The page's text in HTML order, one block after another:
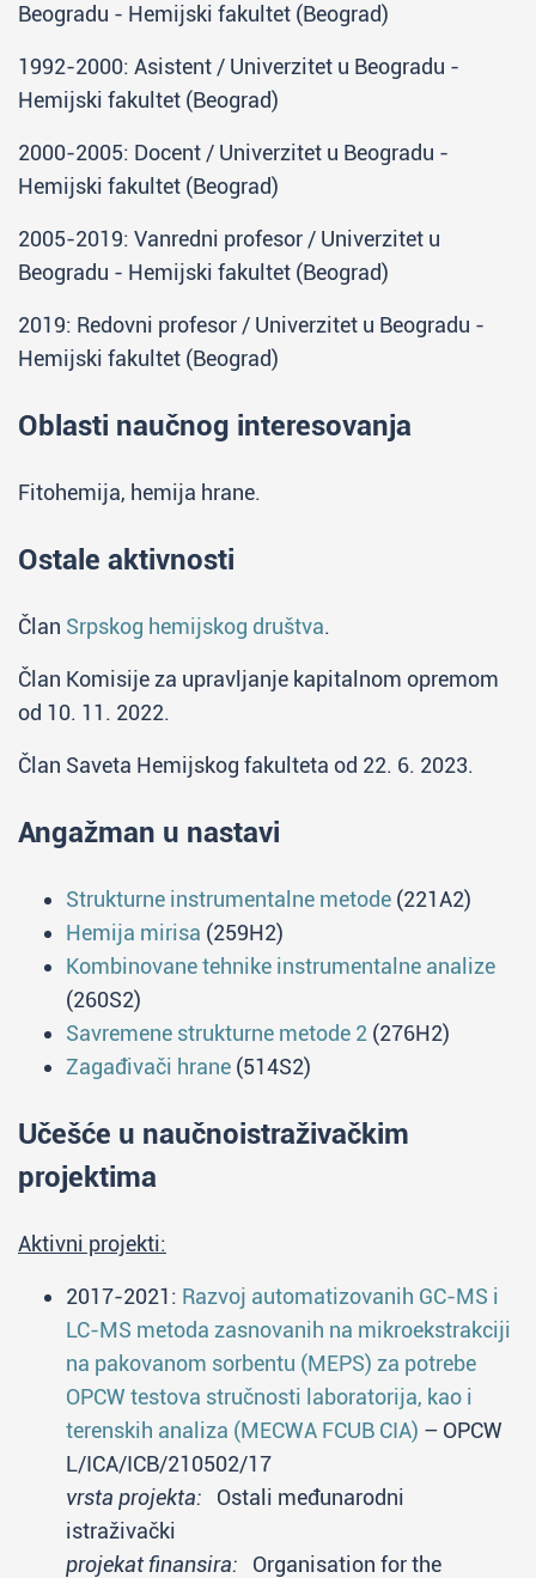
Beogradu - Hemijski fakultet (Beograd)
1992-2000: Asistent / Univerzitet u Beogradu -
Hemijski fakultet (Beograd)
2000-2005: Docent / Univerzitet u Beogradu -
Hemijski fakultet (Beograd)
2005-2019: Vanredni profesor / Univerzitet u
Beogradu - Hemijski fakultet (Beograd)
2019: Redovni profesor / Univerzitet u Beogradu -
Hemijski fakultet (Beograd)
Oblasti naučnog interesovanja
Fitohemija, hemija hrane.
Ostale aktivnosti
Član Srpskog hemijskog društva.
Član Komisije za upravljanje kapitalnom opremom
od 10. 11. 2022.
Član Saveta Hemijskog fakulteta od 22. 6. 2023.
Angažman u nastavi
Strukturne instrumentalne metode (221A2)
Hemija mirisa (259H2)
Kombinovane tehnike instrumentalne analize
(260S2)
Savremene strukturne metode 2 (276H2)
Zagađivači hrane (514S2)
Učešće u naučnoistraživačkim
projektima
Aktivni projekti:
2017-2021: Razvoj automatizovanih GC-MS i
LC-MS metoda zasnovanih na mikroekstrakciji
na pakovanom sorbentu (MEPS) za potrebe
OPCW testova stručnosti laboratorija, kao i
terenskih analiza (MECWA FCUB CIA) – OPCW
L/ICA/ICB/210502/17
vrsta projekta: Ostali međunarodni
istraživački
projekat finansira: Organisation for the